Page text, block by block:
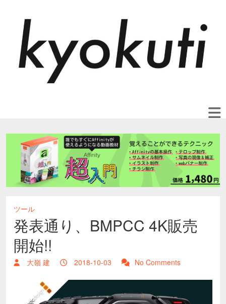
ツール
発表通り、BMPCC 4K販売
開始!!
大嶺 建 2018-10-03 No Comments